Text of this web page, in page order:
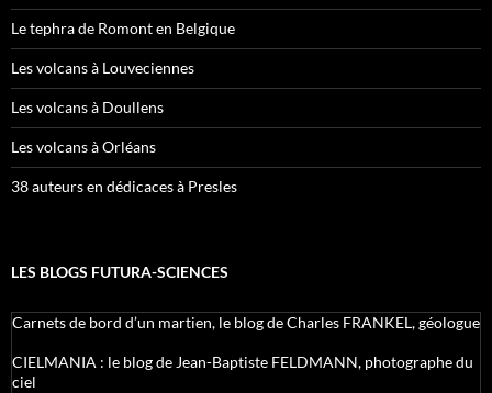
Le tephra de Romont en Belgique
Les volcans à Louveciennes
Les volcans à Doullens
Les volcans à Orléans
38 auteurs en dédicaces à Presles
LES BLOGS FUTURA-SCIENCES
Carnets de bord d’un martien, le blog de Charles FRANKEL, géologue
CIELMANIA : le blog de Jean-Baptiste FELDMANN, photographe du
ciel